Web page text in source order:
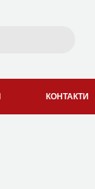
КОНТАКТИ